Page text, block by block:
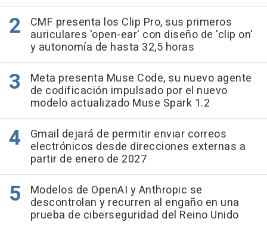
CMF presenta los Clip Pro, sus primeros
auriculares 'open-ear' con diseño de 'clip on'
y autonomía de hasta 32,5 horas
Meta presenta Muse Code, su nuevo agente
de codificación impulsado por el nuevo
modelo actualizado Muse Spark 1.2
Gmail dejará de permitir enviar correos
electrónicos desde direcciones externas a
partir de enero de 2027
Modelos de OpenAI y Anthropic se
descontrolan y recurren al engaño en una
prueba de ciberseguridad del Reino Unido